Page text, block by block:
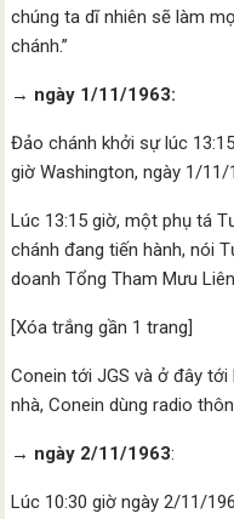
chúng ta dĩ nhiên sẽ làm
chánh.”
→ ngày 1/11/1963:
Đảo chánh khởi sự lúc
giờ Washington, ngày 1/11/
Lúc 13:15 giờ, một phụ tá
chánh đang tiến hành, nói
doanh Tổng Tham Mưu
[Xóa trắng gần 1 trang]
Conein tới JGS và ở đây
nhà, Conein dùng radio
→ ngày 2/11/1963:
Lúc 10:30 giờ ngày 2/11/